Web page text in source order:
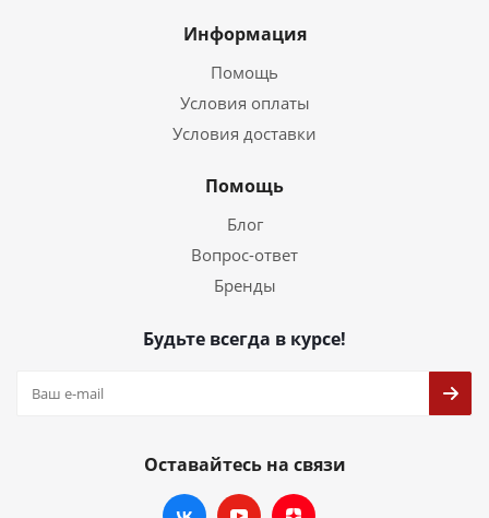
Информация
Помощь
Условия оплаты
Условия доставки
Помощь
Блог
Вопрос-ответ
Бренды
Будьте всегда в курсе!
Оставайтесь на связи